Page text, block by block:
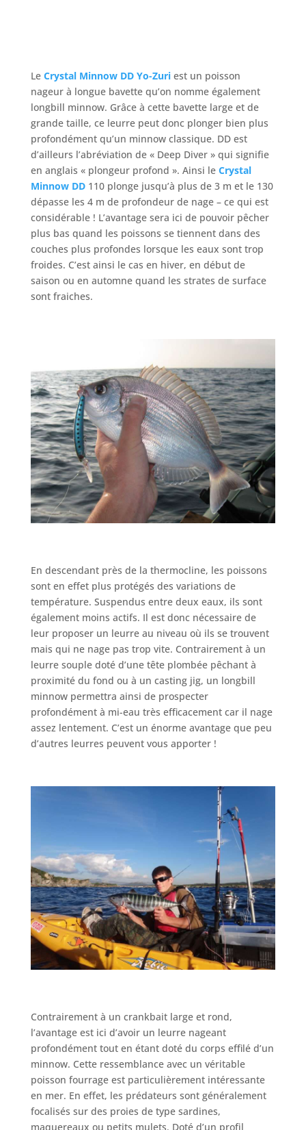
Le Crystal Minnow DD Yo-Zuriest un poisson
nageur à longue bavette qu’on nomme également
longbill minnow. Grâce à cette bavette large et de
grande taille, ce leurre peut donc plonger bien plus
profondément qu’un minnow classique. DD est
d’ailleurs l’abréviation de « Deep Diver » qui signifie
en anglais « plongeur profond ». Ainsi le Crystal
Minnow DD110 plonge jusqu’à plus de 3 m et le 130
dépasse les 4 m de profondeur de nage – ce qui est
considérable ! L’avantage sera ici de pouvoir pêcher
plus bas quand les poissons se tiennent dans des
couches plus profondes lorsque les eaux sont trop
froides. C’est ainsi le cas en hiver, en début de
saison ou en automne quand les strates de surface
sont fraiches.
En descendant près de la thermocline, les poissons
sont en effet plus protégés des variations de
température. Suspendus entre deux eaux, ils sont
également moins actifs. Il est donc nécessaire de
leur proposer un leurre au niveau où ils se trouvent
mais qui ne nage pas trop vite. Contrairement à un
leurre souple doté d’une tête plombée pêchant à
proximité du fond ou à un casting jig, un longbill
minnow permettra ainsi de prospecter
profondément à mi-eau très efficacement car il nage
assez lentement. C’est un énorme avantage que peu
d’autres leurres peuvent vous apporter !
Contrairement à un crankbait large et rond,
l’avantage est ici d’avoir un leurre nageant
profondément tout en étant doté du corps effilé d’un
minnow. Cette ressemblance avec un véritable
poisson fourrage est particulièrement intéressante
en mer. En effet, les prédateurs sont généralement
focalisés sur des proies de type sardines,
maquereaux ou petits mulets. Doté d’un profil